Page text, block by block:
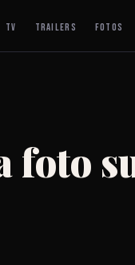
TV TRAILERS FOTOS
foto